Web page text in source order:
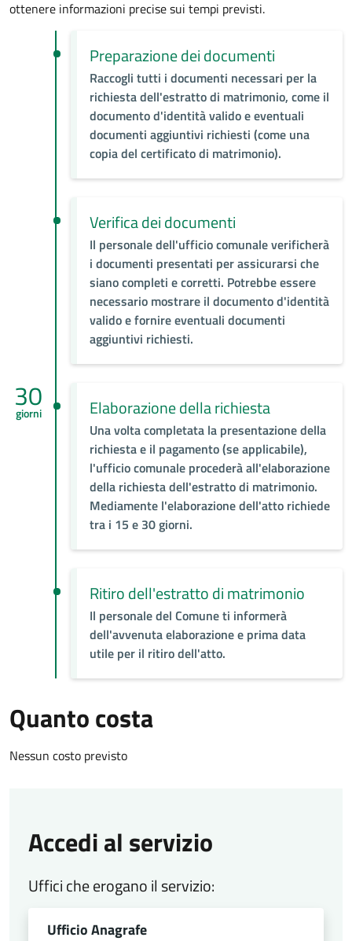
ottenere informazioni precise sui tempi previsti.
Preparazione dei documenti
Raccogli tutti i documenti necessari per la
richiesta dell'estratto di matrimonio, come il
documento d'identità valido e eventuali
documenti aggiuntivi richiesti (come una
copia del certificato di matrimonio).
Verifica dei documenti
Il personale dell'ufficio comunale verificherà
i documenti presentati per assicurarsi che
siano completi e corretti. Potrebbe essere
necessario mostrare il documento d'identità
valido e fornire eventuali documenti
aggiuntivi richiesti.
30
giorni Elaborazione della richiesta
Una volta completata la presentazione della
richiesta e il pagamento (se applicabile),
l'ufficio comunale procederà all'elaborazione
della richiesta dell'estratto di matrimonio.
Mediamente l'elaborazione dell'atto richiede
tra i 15 e 30 giorni.
Ritiro dell'estratto di matrimonio
Il personale del Comune ti informerà
dell'avvenuta elaborazione e prima data
utile per il ritiro dell'atto.
Quanto costa
Nessun costo previsto
Accedi al servizio
Uffici che erogano il servizio:
Ufficio Anagrafe